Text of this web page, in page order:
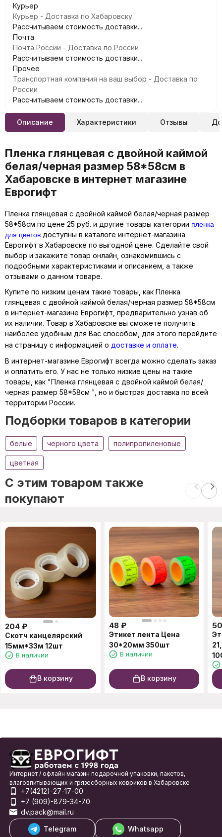
Курьер
Курьер - Доставка по Хабаровску
Рассчитываем стоимость доставки...
Почта
Почта России - Доставка по России
Рассчитываем стоимость доставки...
Прочее
Транспортная компания на ваш выбор - Доставка по
России
Рассчитываем стоимость доставки...
Описание Характеристики Отзывы
Пленка глянцевая с двойной каймой
белая/черная размер 58*58см в
Хабаровске в интернет магазине
Еврогифт
Пленка глянцевая с двойной каймой белая/черная размер
58*58см по цене 25 руб. и другие товары категории пленка
для цветов доступны в каталоге интернет-магазина
Еврогифт в Хабаровске по выгодной цене. Сделайте свой
выбор и закажите товар онлайн, ознакомившись с
подробными характеристиками и описанием, а также
отзывами о данном товаре.
Купите по низким ценам такие товары, как Пленка
глянцевая с двойной каймой белая/черная размер 58*58см
в интернет-магазине Еврогифт, предварительно узнав об
их наличии. Товар в Хабаровске вы сможете получить
наиболее удобным для Вас способом, для этого перейдите
на страницу с информацией о доставке и оплате.
В интернет-магазине Еврогифт всегда можно сделать заказ
и оплатить его. У нас не только низкие цены на такие
товары, как "Пленка глянцевая с двойной каймой белая/
черная размер 58*58см ", но и быстрая доставка по всей
территории России.
Подборки товаров в категории
белые черного цвета полипропиленовые
цветная
C этим товаром также
покупают
204 ₽
Скотч канцелярский
15мм*33м 12шт
В наличии
В корзину
48 ₽
Этикет лента Цена
30*20мм 350шт
В наличии
В корзину
50
Интернет / офлайн магазин подарочной упаковки, пакетов,
влаговпитывающих и грязесборных ковриков в Хабаровске
+7(4212)-27-17-00
+7 (909)-879-34-70
dv.pack@mail.ru
Telegram
Whatsapp